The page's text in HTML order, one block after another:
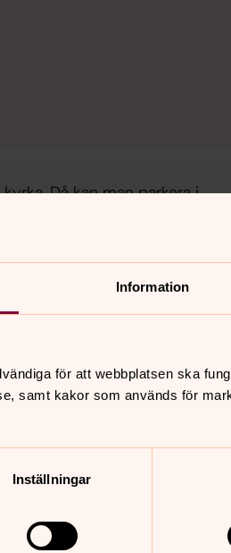
Information
för att webbplatsen ska
samt kakor som används för
Inställningar
Då kan man parkera i
kyrka.Räkna med cirka tio